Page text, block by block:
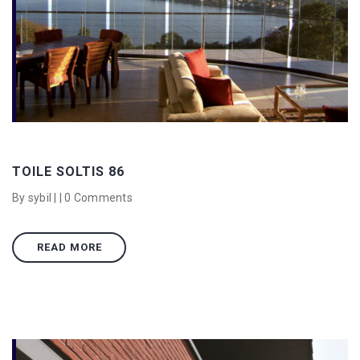
TOILE SOLTIS 86
By sybil | |0 Comments
READ MORE